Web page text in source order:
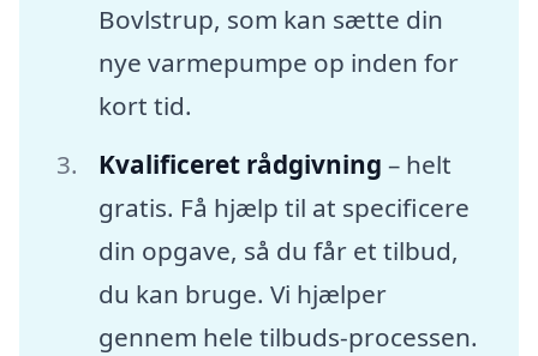
Bovlstrup, som kan sætte din
nye varmepumpe op inden for
kort tid.
Kvalificeret rådgivning – helt
gratis. Få hjælp til at specificere
din opgave, så du får et tilbud,
du kan bruge. Vi hjælper
gennem hele tilbuds-processen.